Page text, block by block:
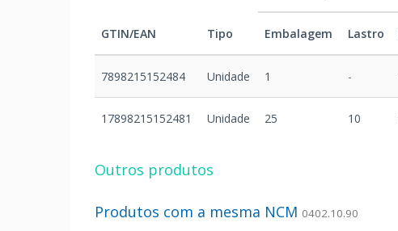
GTIN/EAN Tipo Embalagem Lastro
7898215152484 Unidade 1 -
17898215152481 Unidade 25 10
Outros produtos
Produtos com a mesma NCM 0402.10.90